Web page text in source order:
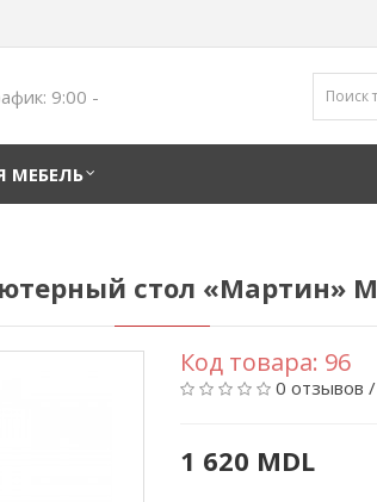
9:00 -
МЕБЕЛЬ
стол «Мартин»
Код товара: 96
0 отзывов /
1 620 MDL